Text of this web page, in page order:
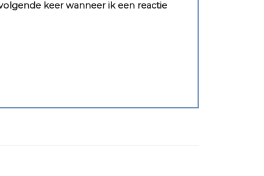
keer wanneer ik een reactie